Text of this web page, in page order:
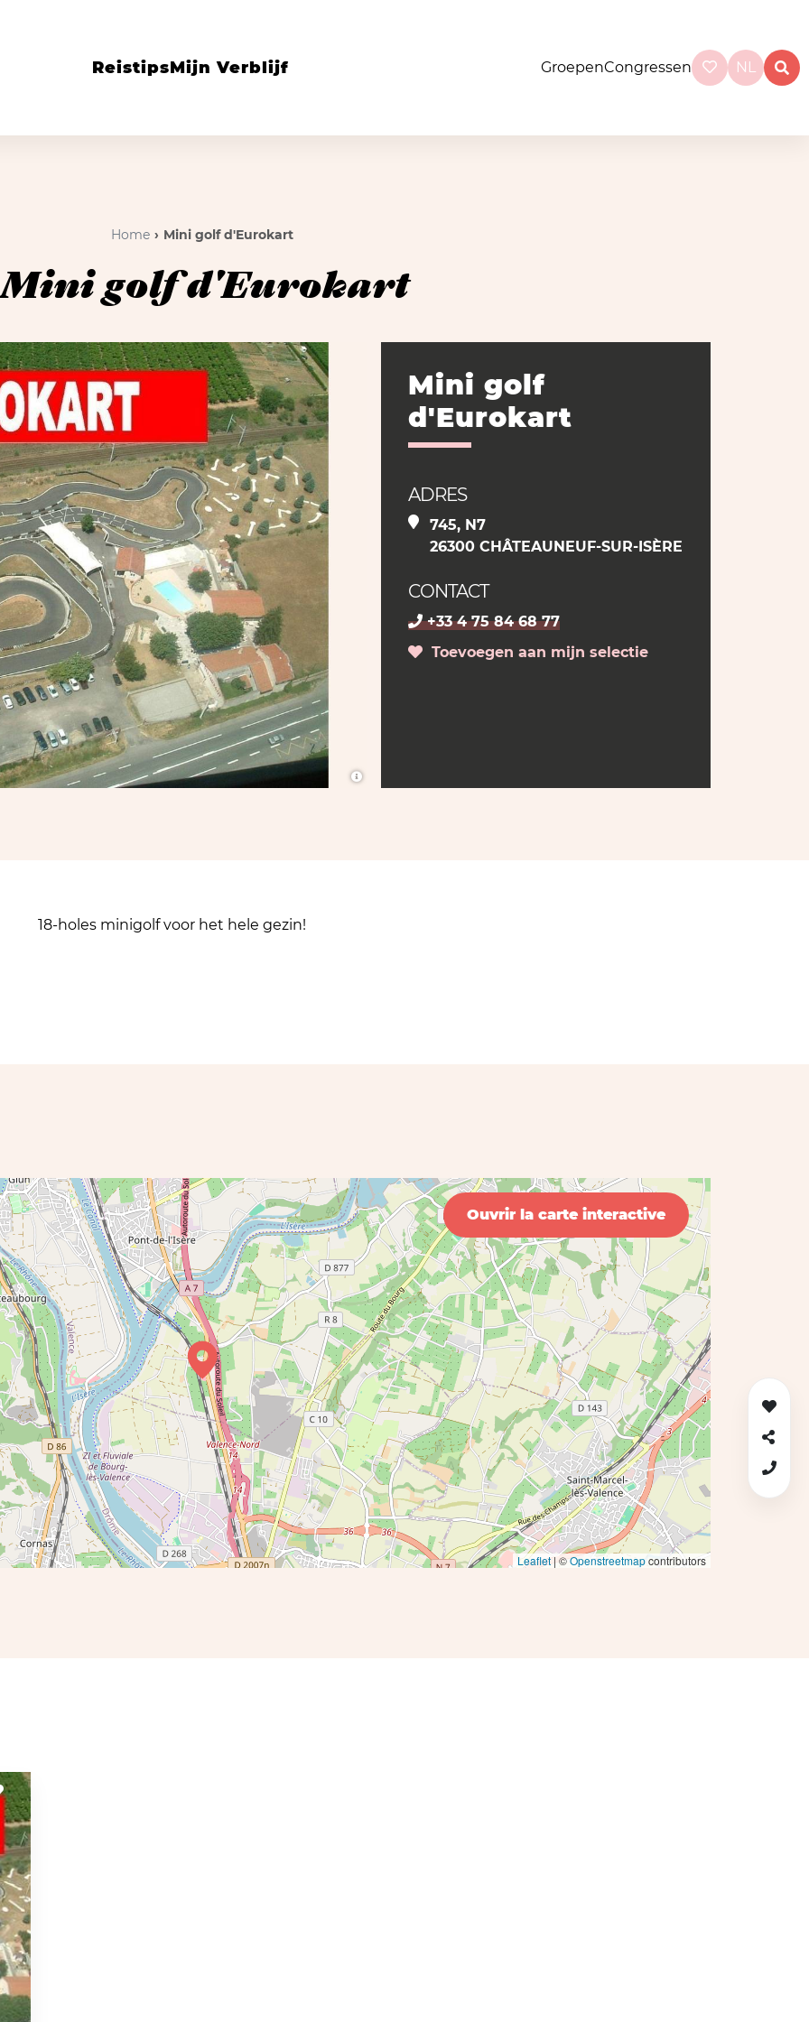
ReistipsMijn Verblijf GroepenCongressen NL
Home Mini golf d'Eurokart
golf d'Eurokart
Mini golf
d'Eurokart
ADRES
745, N7
26300 CHÂTEAUNEUF-SUR-ISÈRE
CONTACT
+33 4 75 84 68 77
Toevoegen aan mijn selectie
18-holes minigolf voor het hele gezin!
Ouvrir la carte interactive
Leaflet| ©Openstreetmapcontributors